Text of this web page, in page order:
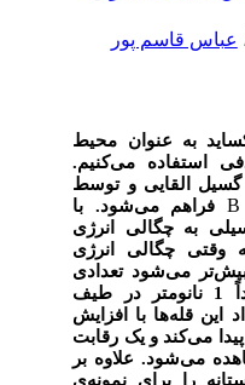
قاسم پور
به عنوان محیط
استفاده می‌کنیم.
القایی و توسط
فراهم می‌شود. با
به چگالی انرژی
چگالی انرژی
می‌شود تعدادی
قله‌ی باریک با پهنای حدوداً 1 نانومتر در طیف
قله‌ها با افزایش
می‌کند و یک رقابت
می‌شود. علاوه بر
را برای نمونه‌ی